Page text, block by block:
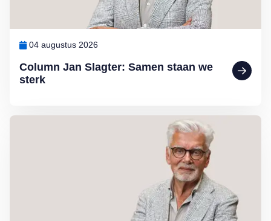
Column Jan Slagter: Samen staan we
sterk
04 augustus 2026
Lees meer over Column Jan Slagter: Vakantie